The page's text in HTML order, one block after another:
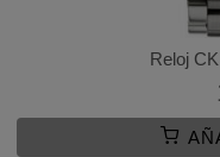
Reloj